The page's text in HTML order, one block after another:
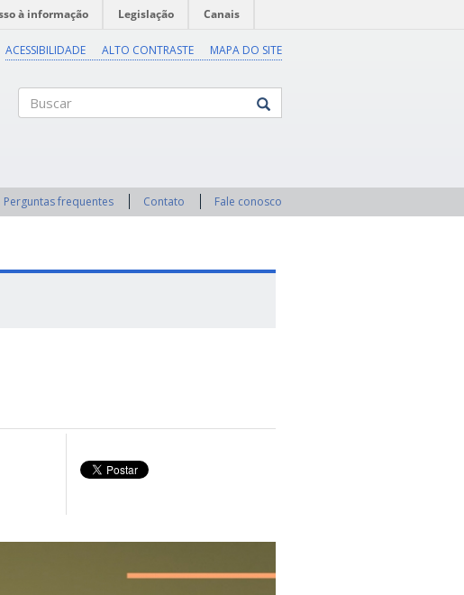
à informação Legislação Canais
ACESSIBILIDADE ALTO CONTRASTE MAPA DO SITE
Perguntas frequentes Contato Fale conosco